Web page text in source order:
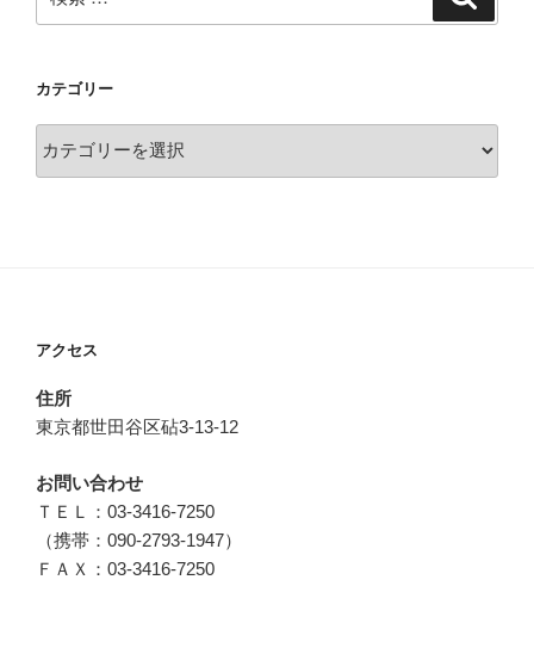
索:
カテゴリー
アクセス
住所
東京都世田谷区砧3-13-12
お問い合わせ
ＴＥＬ：03-3416-7250
（携帯：090-2793-1947）
ＦＡＸ：03-3416-7250